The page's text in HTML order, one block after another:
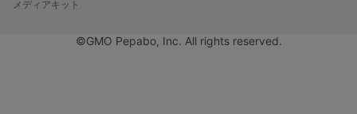
メディアキット
©GMO Pepabo, Inc. All rights reserved.